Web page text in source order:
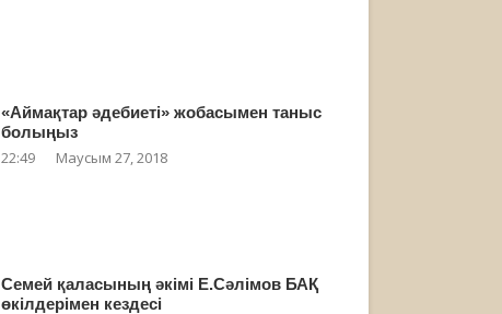
«Аймақтар әдебиеті» жобасымен таныс
болыңыз
22:49 Маусым 27, 2018
Семей қаласының әкімі Е.Сәлімов БАҚ
өкілдерімен кездесі